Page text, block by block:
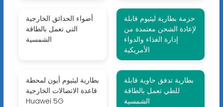
أضواء الحدائق الخارجية
التي تعمل بالطاقة
الشمسية
حزمة بطارية ليثيوم قابلة
لإعادة الشحن معتمدة من
إدارة الغذاء والدواء
الأمريكية
بطارية ليثيوم أيون لمحطة
قاعدة الاتصالات الخارجية
Huawei 5G
بطارية تدفق حاوية قابلة
للطي تعمل بالطاقة
الشمسية